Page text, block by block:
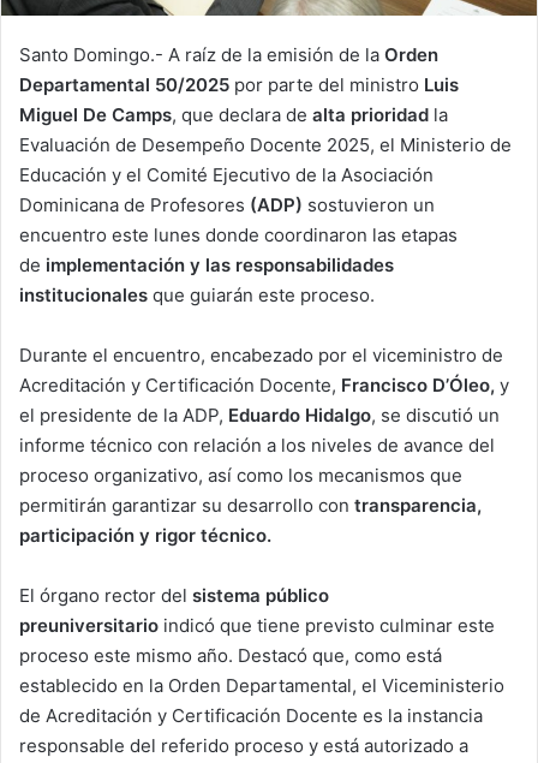
Santo Domingo.- A raíz de la emisión de la Orden
Departamental 50/2025 por parte del ministro Luis
Miguel De Camps, que declara de alta prioridad la
Evaluación de Desempeño Docente 2025, el Ministerio de
Educación y el Comité Ejecutivo de la Asociación
Dominicana de Profesores (ADP) sostuvieron un
encuentro este lunes donde coordinaron las etapas
de implementación y las responsabilidades
institucionales que guiarán este proceso.
Durante el encuentro, encabezado por el viceministro de
Acreditación y Certificación Docente, Francisco D’Óleo, y
el presidente de la ADP, Eduardo Hidalgo, se discutió un
informe técnico con relación a los niveles de avance del
proceso organizativo, así como los mecanismos que
permitirán garantizar su desarrollo con transparencia,
participación y rigor técnico.
El órgano rector del sistema público
preuniversitario indicó que tiene previsto culminar este
proceso este mismo año. Destacó que, como está
establecido en la Orden Departamental, el Viceministerio
de Acreditación y Certificación Docente es la instancia
responsable del referido proceso y está autorizado a